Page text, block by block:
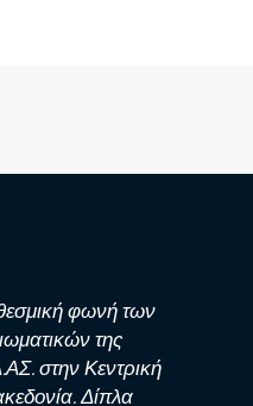
φωνή των
της
στην Κεντρική
Δίπλα